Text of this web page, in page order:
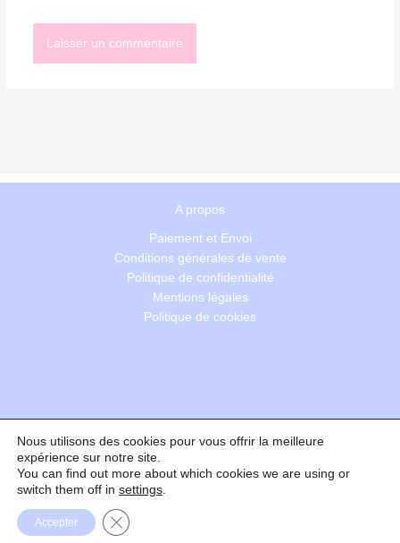
A propos
Paiement et Envoi
Conditions générales de vente
Politique de confidentialité
Mentions légales
Politique de cookies
Recherche
Nous utilisons des cookies pour vous offrir la meilleure
expérience sur notre site.
You can find out more about which cookies we are using or
switch them off in settings
Accepter Fermer la bannière des cookies GDPR